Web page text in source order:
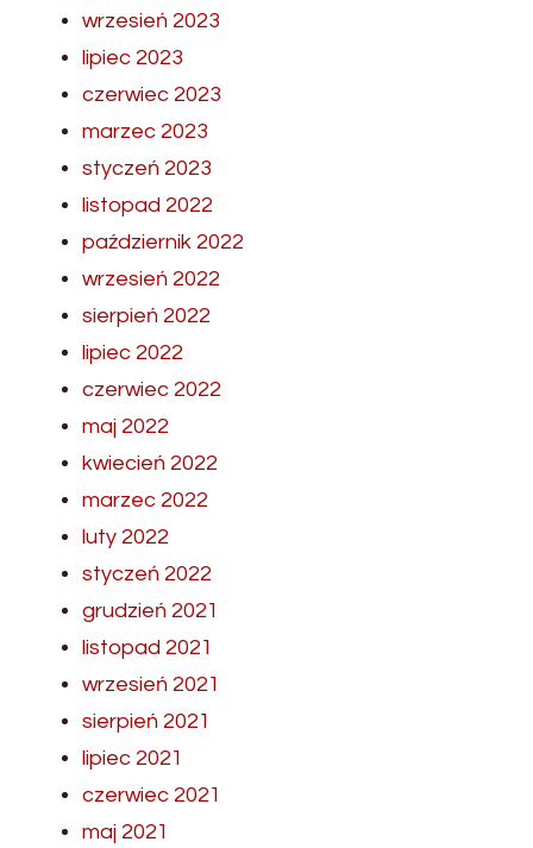
wrzesień 2023
lipiec 2023
czerwiec 2023
marzec 2023
styczeń 2023
listopad 2022
październik 2022
wrzesień 2022
sierpień 2022
lipiec 2022
czerwiec 2022
maj 2022
kwiecień 2022
marzec 2022
luty 2022
styczeń 2022
grudzień 2021
listopad 2021
wrzesień 2021
sierpień 2021
lipiec 2021
czerwiec 2021
maj 2021